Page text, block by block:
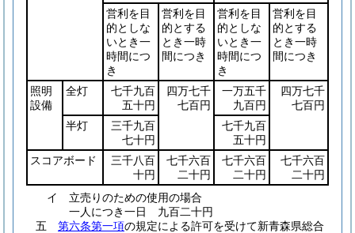
営利を目
的としな
いとき一
時間につ
き
営利を目
的とする
とき一時
間につき
営利を目
的としな
いとき一
時間につ
き
営利を目
的とする
とき一時
間につき
照明
設備
全灯
七千九百
五十円
四万七千
七百円
一万五千
九百円
四万七千
七百円
半灯
三千九百
七十円
七千九百
五十円
スコアボード
三千八百
十円
七千六百
二十円
七千六百
二十円
七千六百
二十円
イ 立売りのための使用の場合
一人につき一日 九百二十円
五 第六条第一項の規定による許可を受けて新青森県総合